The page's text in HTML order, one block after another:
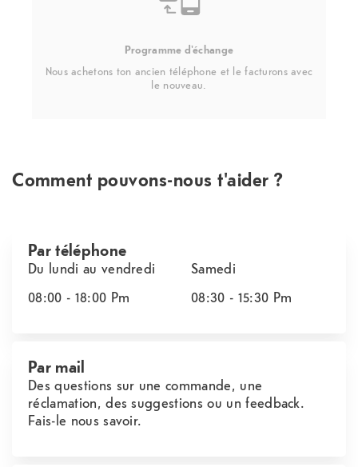
Programme d'échange
Nous achetons ton ancien téléphone et le facturons avec
le nouveau.
Comment pouvons-nous t'aider ?
Par téléphone
Du lundi au vendredi
08:00 - 18:00 Pm
Samedi
08:30 - 15:30 Pm
Par mail
Des questions sur une commande, une
réclamation, des suggestions ou un feedback.
Fais-le nous savoir.